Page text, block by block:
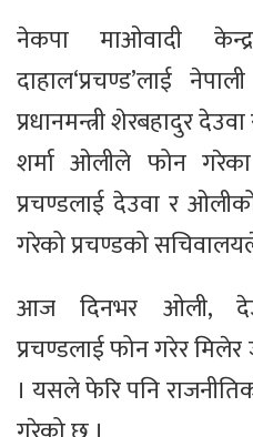
नेकपा माओवादी
दाहाल‘प्रचण्ड’लाई
प्रधानमन्त्री शेरबहादुर
शर्मा ओलीले फोन
प्रचण्डलाई देउवा र
गरेको प्रचण्डको
आज दिनभर ओली,
प्रचण्डलाई फोन गरेर मिलेर
। यसले फेरि पनि